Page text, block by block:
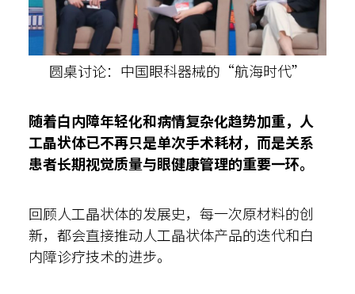
圆桌讨论：中国眼科器械的“航海时代”
随着白内障年轻化和病情复杂化趋势加重，人
工晶状体已不再只是单次手术耗材，而是关系
患者长期视觉质量与眼健康管理的重要一环。
回顾人工晶状体的发展史，每一次原材料的创
新，都会直接推动人工晶状体产品的迭代和白
内障诊疗技术的进步。